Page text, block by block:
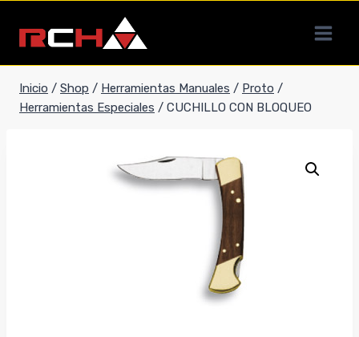
contenido
Inicio / Shop / Herramientas Manuales / Proto /
Herramientas Especiales / CUCHILLO CON BLOQUEO